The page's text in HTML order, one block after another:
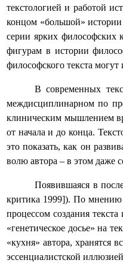
текстологией и работой
концом «большой»
серии ярких философских
фигурам в истории
философского текста
В современных
междисциплинарном по
клиническим мышлением
от начала и до конца.
это показать, как он
волю автора – в этом даже
Появившаяся в
критика 1999]). По мнению
процессом создания
«генетическое досье» на
«кухня» автора, хранятся
эссенциалистской